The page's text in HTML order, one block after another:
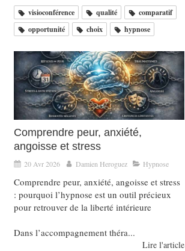
visioconférence qualité
comparatif
opportunité
choix hypnose
Comprendre peur, anxiété,
angoisse et stress
20 Avr 2026 Damien Heroguez Hypnose
Comprendre peur, anxiété, angoisse et stress
: pourquoi l’hypnose est un outil précieux
pour retrouver de la liberté intérieure
Dans l’accompagnement théra...
Lire l'article